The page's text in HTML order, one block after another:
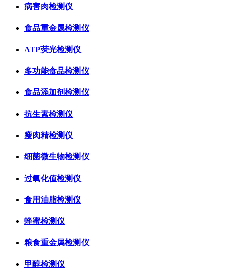
病害肉检测仪
食品重金属检测仪
ATP荧光检测仪
多功能食品检测仪
食品添加剂检测仪
抗生素检测仪
瘦肉精检测仪
细菌微生物检测仪
过氧化值检测仪
食用油脂检测仪
蜂蜜检测仪
粮食重金属检测仪
甲醇检测仪